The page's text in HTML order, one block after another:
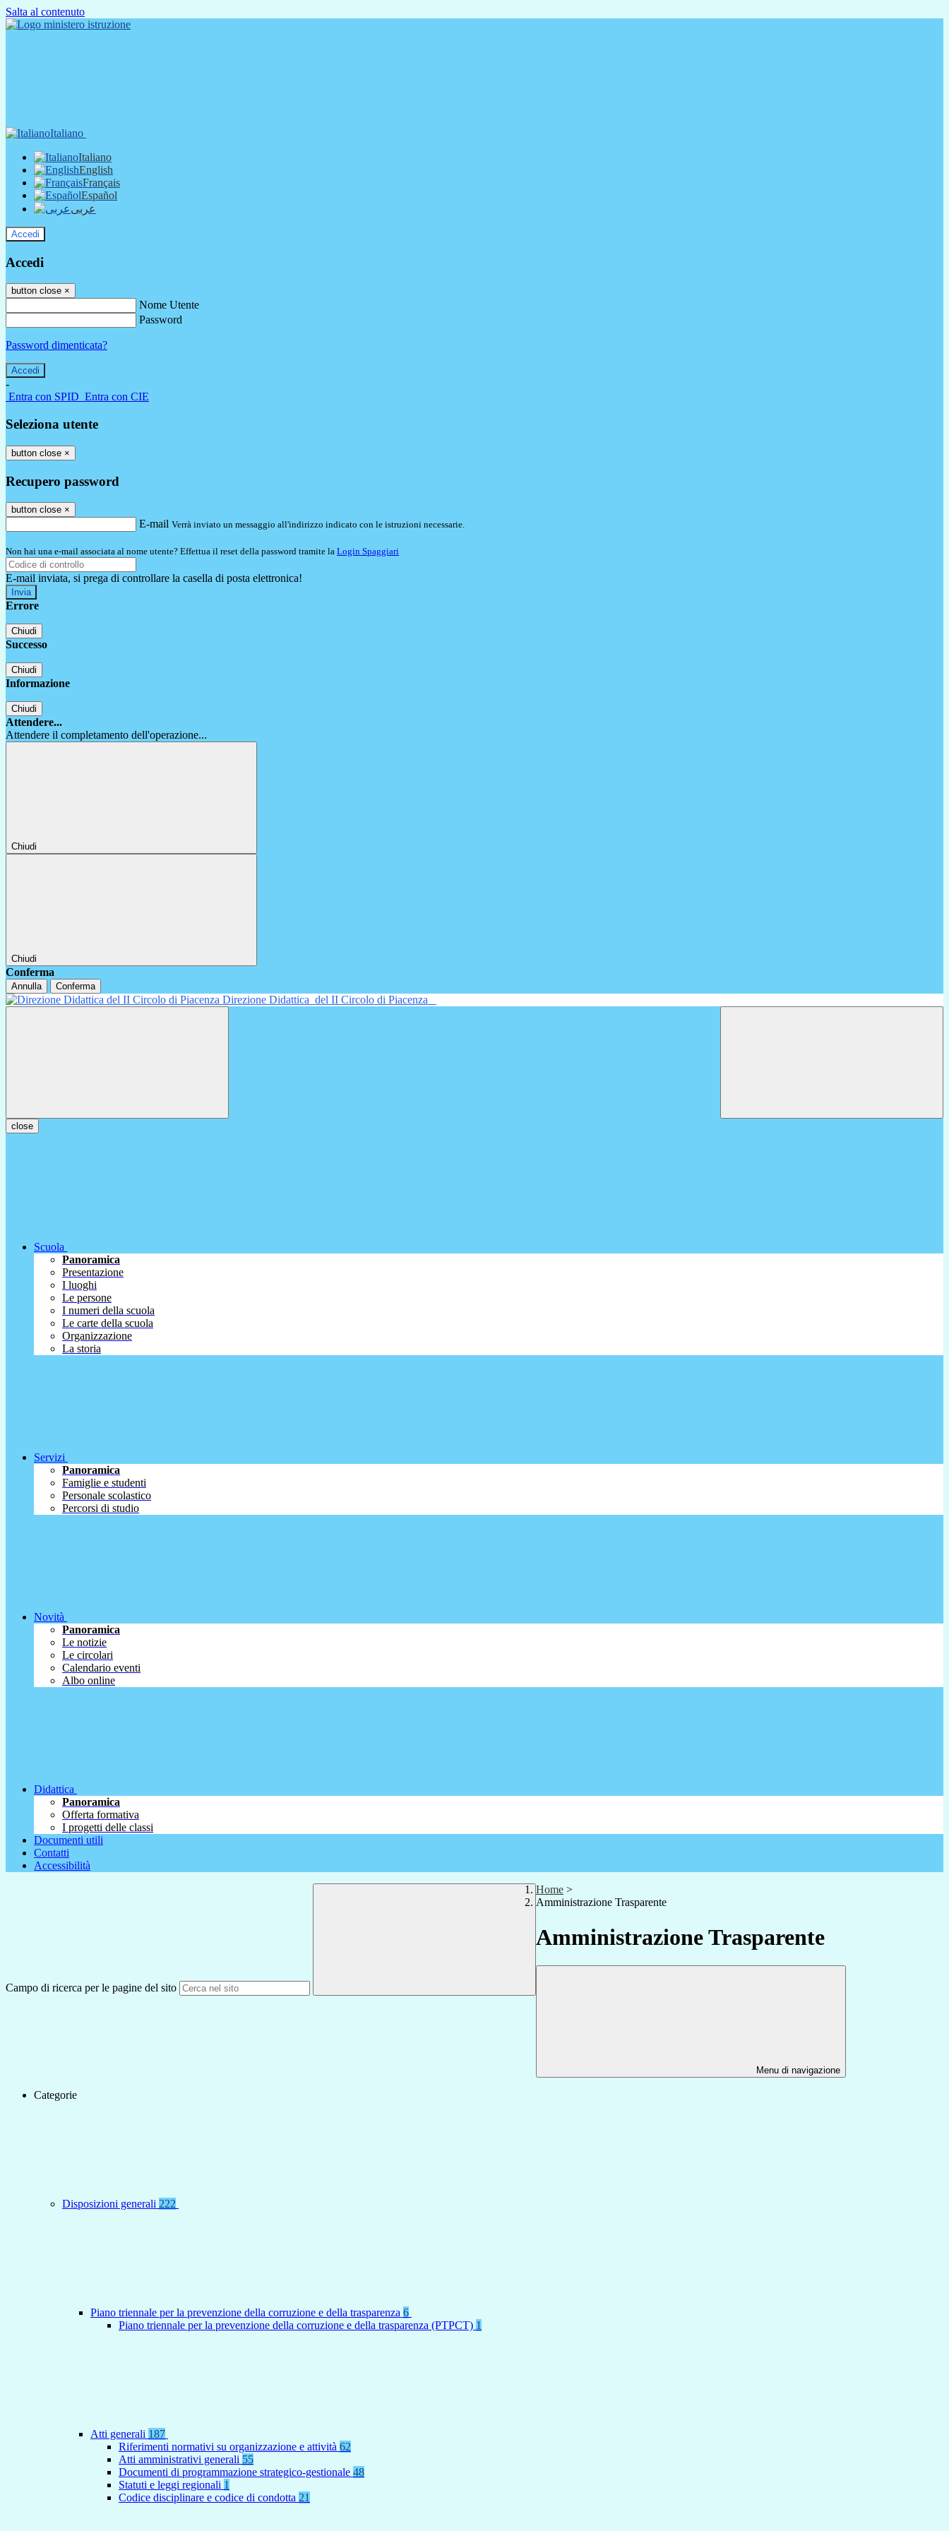
Salta al contenuto
Italiano
Italiano
English
Français
Español
عربى
Accedi
Accedi
button close ×
Nome Utente
Password
Password dimenticata?
-
Entra con SPID Entra con CIE
Seleziona utente
button close ×
Recupero password
button close ×
E-mail Verrà inviato un messaggio all'indirizzo indicato con le istruzioni necessarie.
Non hai una e-mail associata al nome utente? Effettua il reset della password tramite la Login Spaggiari
E-mail inviata, si prega di controllare la casella di posta elettronica!
Errore
Chiudi
Successo
Chiudi
Informazione
Chiudi
Attendere...
Attendere il completamento dell'operazione...
Chiudi
Chiudi
Conferma
Annulla Conferma
Direzione Didattica del II Circolo di Piacenza
close
Scuola
Panoramica
Presentazione
I luoghi
Le persone
I numeri della scuola
Le carte della scuola
Organizzazione
La storia
Servizi
Panoramica
Famiglie e studenti
Personale scolastico
Percorsi di studio
Novità
Panoramica
Le notizie
Le circolari
Calendario eventi
Albo online
Didattica
Panoramica
Offerta formativa
I progetti delle classi
Documenti utili
Contatti
Accessibilità
Campo di ricerca per le pagine del sito
Home >
Amministrazione Trasparente
Amministrazione Trasparente
Menu di navigazione
Categorie
Disposizioni generali 222
Piano triennale per la prevenzione della corruzione e della trasparenza 6
Piano triennale per la prevenzione della corruzione e della trasparenza (PTPCT) 1
Atti generali 187
Riferimenti normativi su organizzazione e attività 62
Atti amministrativi generali 55
Documenti di programmazione strategico-gestionale 48
Statuti e leggi regionali 1
Codice disciplinare e codice di condotta 21